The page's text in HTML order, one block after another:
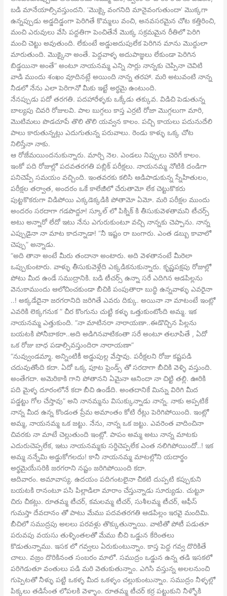
బడి మానేయాల్సివస్తుందని. ‘మొక్కై వంగనిది మానైవంగుతుందా’ మొక్కగా
ఉన్నప్పుడు అడ్డదిడ్డంగా పెరిగితే కొమ్మలు వంచి, అనవసరమైన చోట కత్తిరించి,
మంచి ఎరువులు వేసి పద్దతిగా పెంచితేనే మొక్క సక్రమమైన రీతిలో పెరిగి
మంచి చెట్టు అవుతుంది. లేకుంటే అడ్డుఅదుపులేక పెరిగిన మాను మొద్దులా
మారుతుంది. మొక్కైనా అంతే. పెద్దవాళ్ళ అదుపాజ్ఞలు లేకుండా పెరిగిన
బిడ్డయినా అంతే” అంటూ నాయనమ్మ ఎన్ని సార్లు నాన్నకు చెప్పినా చెవిటి
వాడి ముందు శంఖం వూదినట్లే అయింది నాన్న తరహా. మరి అటువంటి నాన్న
నీడలో నేను ఎలా పెరిగానో మీకు ఇట్టే అర్ధమై ఉంటుంది.
నేనప్పుడు పదో తరగతి. పదహారేళ్ళకు ఒక్కేడు తక్కువ. విడిచి పెడుతున్న
బాల్యపు చివరి రోజులవి. పాల బుగ్గలు కాస్త ఎర్రటి రోజా మొగ్గలుగా మారి,
మొటిమలు పొడచూపే తొలి తొలి యవ్వన కాలం. పచ్చి కాయలు పదునుదేలి
పాలు కారుతున్నట్లు ఎదుగుతున్న పరువాలు. రెండు కాళ్ళు ఒక్క చోట
నిలిస్తేనా నాకు.
ఆ రోజేమయిందనుకున్నారు. మార్చి నెల. ఎండలు నిప్పులు చెరిగే కాలం.
ఇంకో పది రోజుల్లో పదవతరగతి పబ్లిక్ పరీక్షలు. నాయనమ్మ నోటికి దండిగా
పనిచెప్పే సమయం వచ్చింది. ఇంతవరకు కలిసి ఆడిపాడుకున్న స్నేహితులం,
పరీక్షల తర్వాత, అందరం ఒకే కాలేజీలో చేరుతామో లేక చెట్టుకొకరు
పుట్టకొకరుగా విడిపోయి ఎక్కడెక్కడికి పోతామో ఏమో. మరి పరీక్షల ముందు
అందరం సరదాగా గడపొద్దూ! స్కూల్ లో పిక్నిక్ కి తీసుకువెళతామని టీచర్స్
అటు అన్నారో లేదో ఇటు నేను ఎగురుకుంటూ వచ్చి నాన్నకు చెప్పాను. నాన్న
ఎప్పుడైనా నా మాట కాదన్నాడా! “నీ ఇష్టం రా బంగారు. ఎంత డబ్బు కావాలో
చెప్పు” అన్నాడు.
“అది తానా అంటే మీరు తందానా అంటారు. అది వెళతానంటే మీరెలా
ఒప్పుకుంటారు. వాళ్ళు తీసుకువెళ్లేది ఎక్కడికనుకున్నారు. కృష్ణపక్షపు రోజుల్లో
పోటు మీద ఉండే సముద్రానికి. బడి టీచర్స్ ఉన్నా సరే ఎదిగిన ఆడపిల్లను
వెనుకాముందు ఆలోచించకుండా బీచికి పంపుతారా బుద్ధి ఉన్నవాళ్ళు ఎవరైనా
..! అక్కడేదైనా జరగరానిది జరిగితే ఎవరు దిక్కు. అయినా నా మాటంటే ఇంట్లో
ఎవరికి లెక్కగనుక ” చీర కొంగును చుట్టి కళ్ళు ఒత్తుకుంటోంది అమ్మ. ఇక
నాయనమ్మ ఎత్తుకుంది. “నా మాటినరా నారాయణా..ఈడొచ్చిన పిల్లను
బయటకి పోనీబాకరా..అది అడిగినవాటికంతా సరే అంటూ తలూపితే , ఏదో
ఒక రోజు బాధ పడాల్సివస్తుందిరా నారాయణా”
“నువ్వుండమ్మా. అన్నింటికీ అడ్డుపుల్ల వేస్తావు. పరీక్షలని రోజు కష్టపడి
చదువుతోంది కదా. ఏదో ఒక్క పూట ఫ్రెండ్స్ తో సరదాగా బీచికి వెళ్ళి వస్తుంది.
అంతేగదా. అమెరికాకి గాని పోతానని ఏమైనా ఆనిందా నా చిట్టి తల్లి. ఊరికి
పది మైళ్ళ దూరంలోనే కదా బీచి ఉండేది. అంతదానికే మిన్ను విరిగి మీద
పడ్డట్టు గోల చేస్తావు” అని నానమ్మను విసుక్కున్నాడు నాన్న. నాకు అప్పటికే
నాన్న మీద ఉన్న కొండంత ప్రేమ అమాంతం కోటి రేట్లు పెరిగిపోయింది. ఇంట్లో
అమ్మ, నాయనమ్మ ఒక జట్టు. నేను, నాన్న ఒక జట్టు. ఎవరెంత వాదించినా
చివరకు నా మాటే చెల్లుతుంది ఇంట్లో. పాపం అమ్మ అటు నాన్న మాటకు
ఎదురుచెప్పలేక, ఇటు నాయనమ్మకు సర్దిచెప్పలేక ఎంత నలిగిపోయిందో..! ఇక
అమ్మ నన్నేమి అడ్డుకోగలదు! కానీ నాయనమ్మ మాటల్లోని యదార్థం
అర్థమైయేసరికి జరగరాని నష్టం జరిగిపోయింది కదా.
ఆదివారం. అమావాస్య. ఉదయం పదిగంటలైనా చీకటి దుప్పటి కప్పుకుని
బయటకి రానంటూ పసి పిల్లాడిలా మారాం చేస్తున్నాడు సూర్యుడు. చుట్టూ
చిరు చీకట్లు. రూతమ్మ టీచర్, కమలమ్మ టీచర్, సుశీలమ్మ టీచర్, ఆఫీస్
గుమస్తా దేవదానం తో పాటు మేము పదవతరగతి ఆడపిల్లం ఇరవై మందిమి.
బీచిలో సముద్రపు అలలు పరవళ్లు తొక్కుతున్నాయి. వాటితో పోటీ పడుతూ
పరువపు వయసు తుళ్ళింతలతో మేము బీచి ఒడ్డున కేరింతలు
కొడుతున్నాము. ఇసక లో గవ్వలు ఏరుకుంటున్నాం. కాస్త పెద్ద గవ్వ దొరికితే
చాలు. వజ్రం దొరికినంత సంబరం మాలో. సముద్రం ఒడ్డున ఉన్న తడి ఇసకలో
పరిగెడుతూ వంతులు పడి మరి వెతుకుతున్నాం. ఎగిసి వస్తున్న అలలనుంచి
గుప్పెటతో నీళ్ళు పట్టి ఒకళ్ళ మీద ఒకళ్ళం చల్లుకుంటున్నాం. సముద్రం నీళ్ళల్లో
పిక్కలు తడిసేంత లోపలకి వెళ్ళాం. రూతమ్మ టీచర్ కర్ర పట్టుకుని నీళ్ళోకి